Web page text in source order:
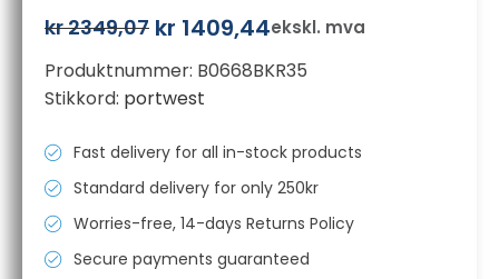
kr2349,07
Opprinnelig
pris
var:
kr 2349,07.
kr 1409,44
Nåværende
pris
er:
kr 1409,44.
ekskl. mva
Produktnummer: B0668BKR35
Stikkord: portwest
Fast delivery for all in-stock products
Standard delivery for only 250kr
Worries-free, 14-days Returns Policy
Secure payments guaranteed